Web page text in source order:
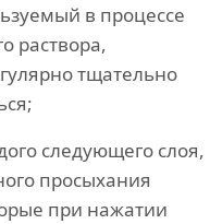
в процессе
раствора,
тщательно
следующего слоя,
просыхания
при нажатии